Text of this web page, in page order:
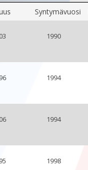
Syntymävuosi
1990
1994
1994
1998